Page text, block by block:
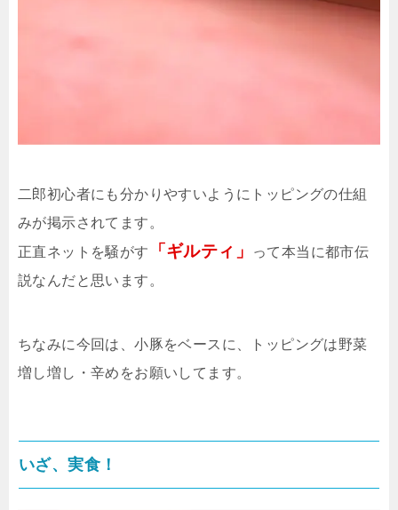
二郎初心者にも分かりやすいようにトッピングの仕組
みが掲示されてます。
正直ネットを騒がす
「ギルティ」
って本当に都市伝
説なんだと思います。
ちなみに今回は、小豚をベースに、トッピングは野菜
増し増し・辛めをお願いしてます。
いざ、実食！